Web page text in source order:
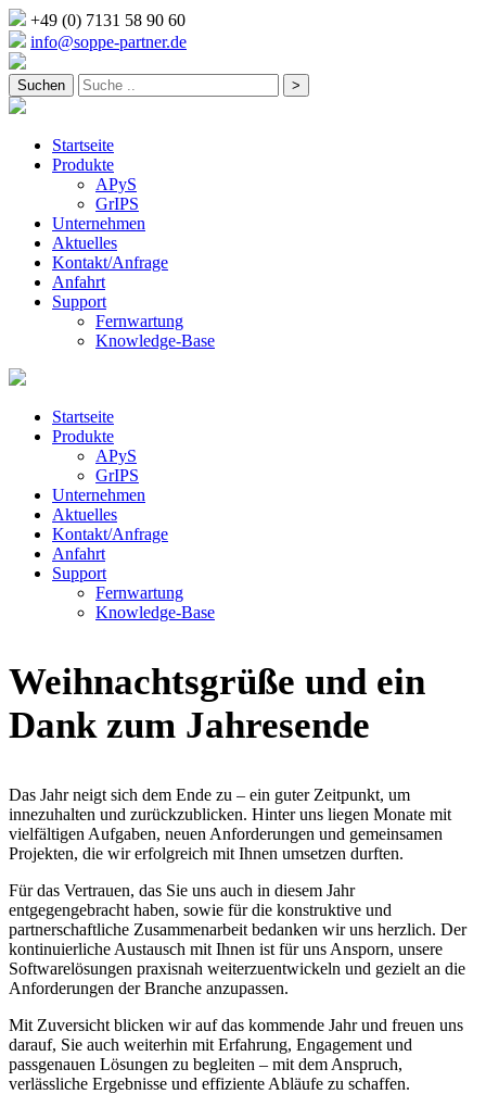
+49 (0) 7131 58 90 60
info@soppe-partner.de
Startseite
Produkte
APyS
GrIPS
Unternehmen
Aktuelles
Kontakt/Anfrage
Anfahrt
Support
Fernwartung
Knowledge-Base
Startseite
Produkte
APyS
GrIPS
Unternehmen
Aktuelles
Kontakt/Anfrage
Anfahrt
Support
Fernwartung
Knowledge-Base
Weihnachtsgrüße und ein
Dank zum Jahresende
Das Jahr neigt sich dem Ende zu – ein guter Zeitpunkt, um
innezuhalten und zurückzublicken. Hinter uns liegen Monate mit
vielfältigen Aufgaben, neuen Anforderungen und gemeinsamen
Projekten, die wir erfolgreich mit Ihnen umsetzen durften.
Für das Vertrauen, das Sie uns auch in diesem Jahr
entgegengebracht haben, sowie für die konstruktive und
partnerschaftliche Zusammenarbeit bedanken wir uns herzlich. Der
kontinuierliche Austausch mit Ihnen ist für uns Ansporn, unsere
Softwarelösungen praxisnah weiterzuentwickeln und gezielt an die
Anforderungen der Branche anzupassen.
Mit Zuversicht blicken wir auf das kommende Jahr und freuen uns
darauf, Sie auch weiterhin mit Erfahrung, Engagement und
passgenauen Lösungen zu begleiten – mit dem Anspruch,
verlässliche Ergebnisse und effiziente Abläufe zu schaffen.